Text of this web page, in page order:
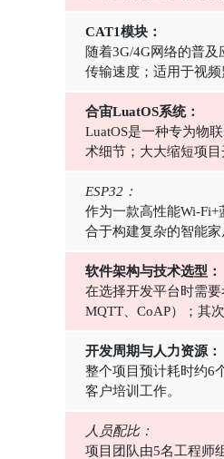
CAT1模块：
随着3G/4G网络的普
传输速度；适用于视频
合宙LuatOS系统：
LuatOS是一种专为物
术细节；大大缩短项目
ESP32：
作为一款高性能Wi-
合于构建复杂的智能家
软件架构与技术选型：
在选择开发平台时需
MQTT、CoAP）；其
开发周期与人力资源：
整个项目预计耗时约6
客户培训工作。
人员配比：
项目团队由5名工程师